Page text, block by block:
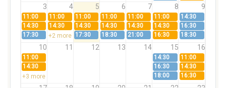
3 4 5 6 7 8 9
11:00 11:00 11:00 11:00 11:00 11:00
14:30
14:30
14:30 14:30 14:30 14:30 14:30
16:30
17:30
+2 more 17:30 18:30 21:00 16:30 18:30
10 11 12 13 14 15 16
11:00 14:30
11:00
14:30
16:30
14:30
+3 more
18:00 16:30